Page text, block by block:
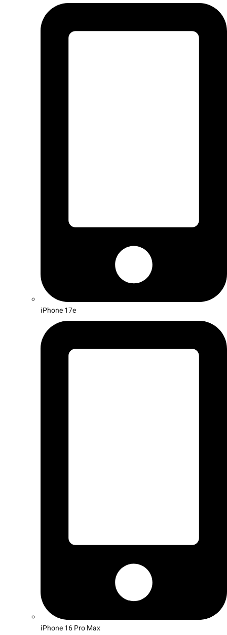
iPhone 17e
iPhone 16 Pro Max